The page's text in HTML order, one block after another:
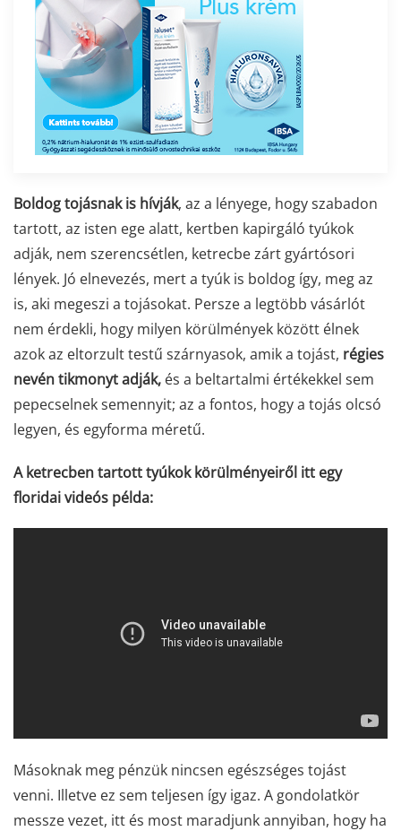
Boldog tojásnak is hívják, az a lényege, hogy szabadon
tartott, az isten ege alatt, kertben kapirgáló tyúkok
adják, nem szerencsétlen, ketrecbe zárt gyártósori
lények. Jó elnevezés, mert a tyúk is boldog így, meg az
is, aki megeszi a tojásokat. Persze a legtöbb vásárlót
nem érdekli, hogy milyen körülmények között élnek
azok az eltorzult testű szárnyasok, amik a tojást, régies
nevén tikmonyt adják, és a beltartalmi értékekkel sem
pepecselnek semennyit; az a fontos, hogy a tojás olcsó
legyen, és egyforma méretű.
A ketrecben tartott tyúkok körülményeiről itt egy
floridai videós példa:
Másoknak meg pénzük nincsen egészséges tojást
venni. Illetve ez sem teljesen így igaz. A gondolatkör
messze vezet, itt és most maradjunk annyiban, hogy ha